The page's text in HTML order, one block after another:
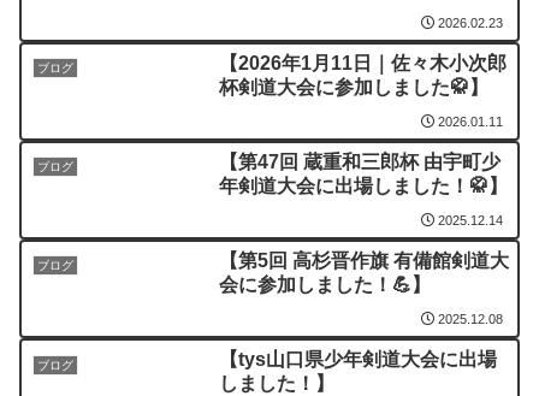
2026.02.23
ブログ
【2026年1月11日｜佐々木小次郎
杯剣道大会に参加しました🥋】
2026.01.11
ブログ
【第47回 蔵重和三郎杯 由宇町少
年剣道大会に出場しました！🥋】
2025.12.14
ブログ
【第5回 高杉晋作旗 有備館剣道大
会に参加しました！💪】
2025.12.08
ブログ
【tys山口県少年剣道大会に出場
しました！】